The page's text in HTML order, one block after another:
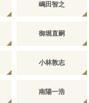
嶋田智之
御堀直嗣
小林敦志
南陽一浩